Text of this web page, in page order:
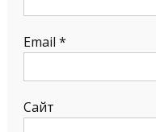
Email *
Сайт